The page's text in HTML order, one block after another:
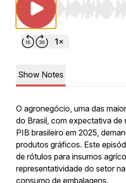
Use Left/Right to
Show Notes
O agronegócio, uma das
do Brasil, com expectativa
PIB brasileiro em 2025,
produtos gráficos. Este
de rótulos para insumos
representatividade do setor
consumo de embalagens.